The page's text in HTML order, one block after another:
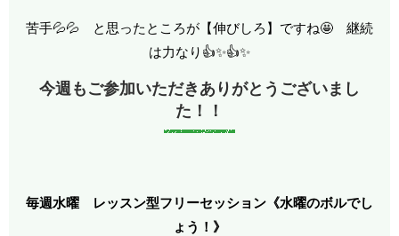
苦手💦💦 と思ったところが【伸びしろ】ですね🤩 継続
は力なり👍✨👍✨
今週もご参加いただきありがとうございまし
た！！
毎週水曜 レッスン型フリーセッション《水曜のボルでし
ょう！》